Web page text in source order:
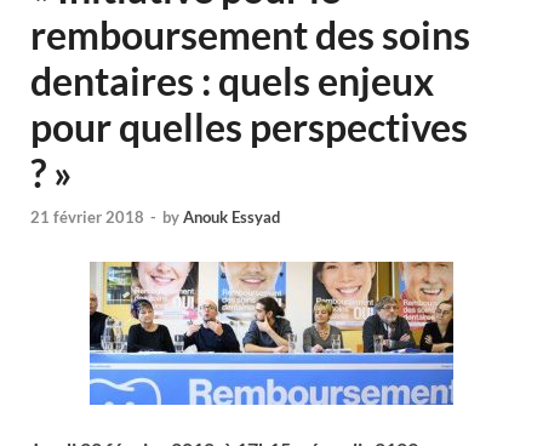
remboursement des soins
dentaires : quels enjeux
pour quelles perspectives
? »
21 février 2018 - byAnouk Essyad